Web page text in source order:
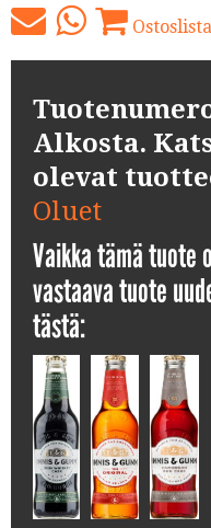
Alkosta.
olevat
Oluet
Vaikka tämä tuote
vastaava tuote
tästä: